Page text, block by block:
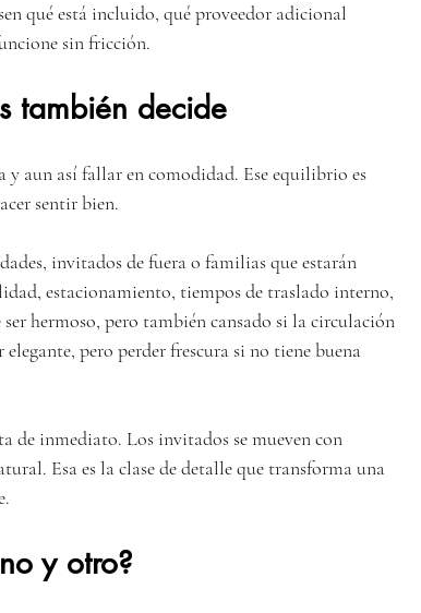
qué está incluido, qué proveedor adicional
sin fricción.
también decide
y aun así fallar en comodidad. Ese equilibrio es
sentir bien.
invitados de fuera o familias que estarán
estacionamiento, tiempos de traslado interno,
hermoso, pero también cansado si la circulación
pero perder frescura si no tiene buena
de inmediato. Los invitados se mueven con
Esa es la clase de detalle que transforma una
y otro?